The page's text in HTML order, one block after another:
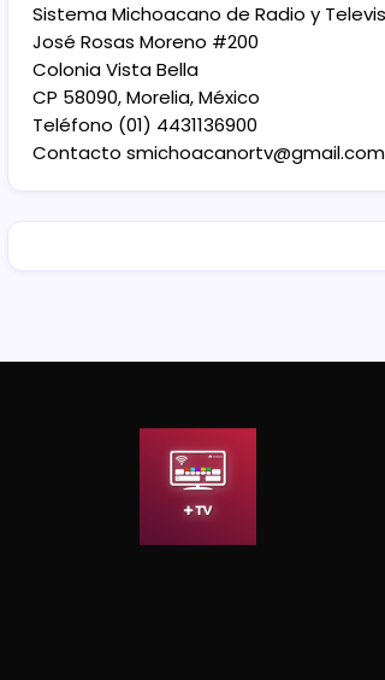
Sistema Michoacano de Radio y
José Rosas Moreno #200
Colonia Vista Bella
CP 58090, Morelia, México
Teléfono (01) 4431136900
Contacto smichoacanortv@gmail.com